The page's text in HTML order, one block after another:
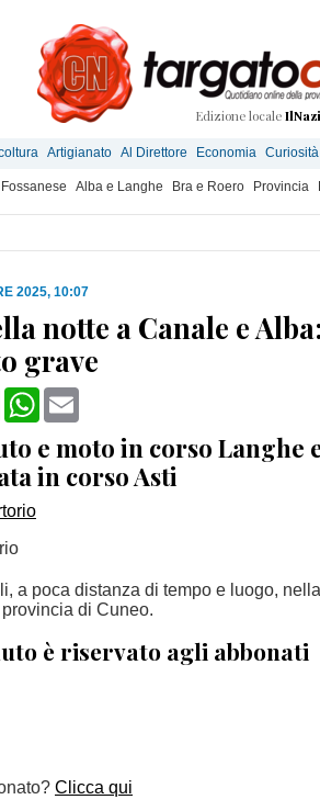
Edizione locale
Artigianato Al Direttore Economia Curiosità
Fossanese Alba e Langhe Bra e Roero Provincia
2025, 10:07
notte a Canale e Alba:
grave
Print WhatsApp
e moto in corso Langhe
in corso Asti
a poca distanza di tempo e luogo,
di Cuneo.
è riservato agli abbonati
Clicca qui